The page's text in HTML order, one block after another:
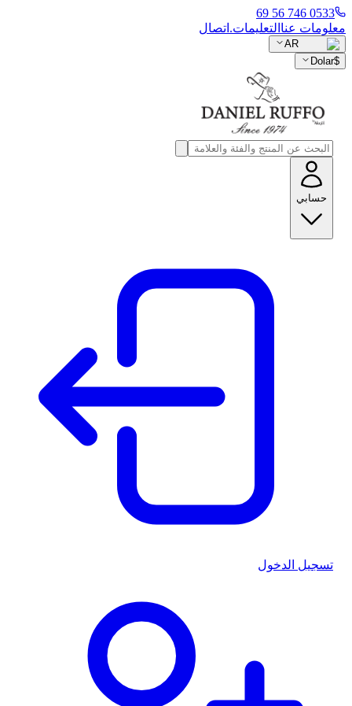
0533 746 56 69
معلومات عنا التعليمات. اتصال
AR
$
Dolar
حسابي
تسجيل الدخول